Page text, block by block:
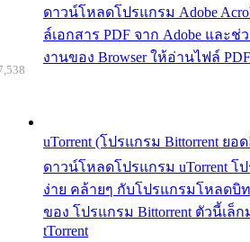
ดาวน์โหลดโปรแกรม Adobe
ล์เอกสาร PDF จาก Adobe และ
งานของ Browser ให้อ่านไฟล์
uTorrent (โปรแกรม Bittorrent ย
ดาวน์โหลดโปรแกรม uTorrent โ
ง่าย คล้ายๆ กับโปรแกรมโหลดบิ
ของ โปรแกรม Bittorrent ตัวนี้เล็
tTorrent